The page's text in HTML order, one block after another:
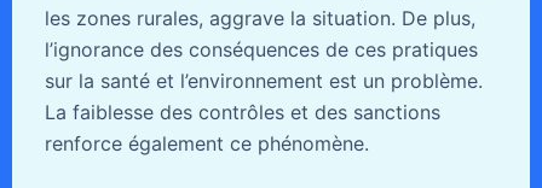
les zones rurales, aggrave la situation. De plus,
l’ignorance des conséquences de ces pratiques
sur la santé et l’environnement est un problème.
La faiblesse des contrôles et des sanctions
renforce également ce phénomène.